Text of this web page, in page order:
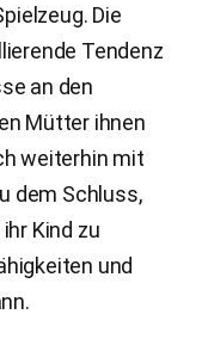
Die
Tendenz
an den
Mütter ihnen
weiterhin mit
dem Schluss,
Kind zu
und